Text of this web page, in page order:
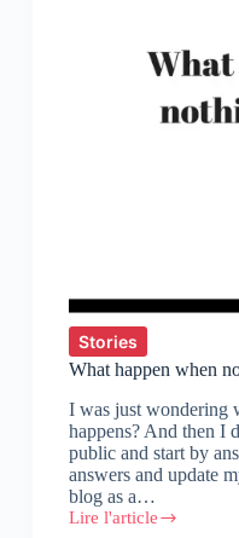
Stories
What happen when
I was just wondering
happens? And then I
public and start by
answers and update
blog as a…
Lire l'article
What